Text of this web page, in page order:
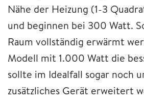
Nähe der Heizung (1-3
und beginnen bei 300 Watt.
Raum vollständig erwärmt
Modell mit 1.000 Watt die
sollte im Idealfall sogar noch
zusätzliches Gerät erweitert